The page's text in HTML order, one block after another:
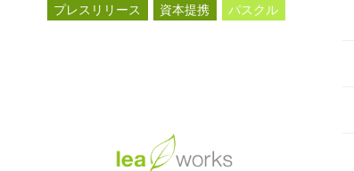
プレスリリース 資本提携
パスクル